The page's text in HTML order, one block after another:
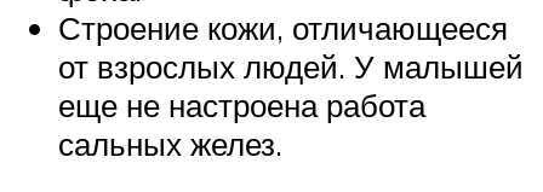
Строение кожи, отличающееся
от взрослых людей. У малышей
еще не настроена работа
сальных желез.